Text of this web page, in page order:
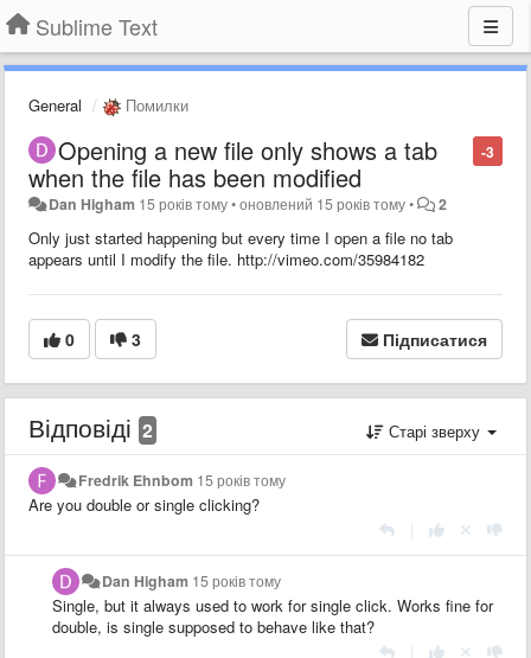
Sublime Text
General Помилки
-3
Opening a new file only shows a tab
when the file has been modified
Dan Higham 15 років тому•оновлений 15 років тому• 2
Only just started happening but every time I open a file no tab
appears until I modify the file. http://vimeo.com/35984182
0 3 Підписатися
Відповіді 2 Старі зверху
Fredrik Ehnbom 15 років тому
Are you double or single clicking?
Dan Higham 15 років тому
Single, but it always used to work for single click. Works fine for
double, is single supposed to behave like that?